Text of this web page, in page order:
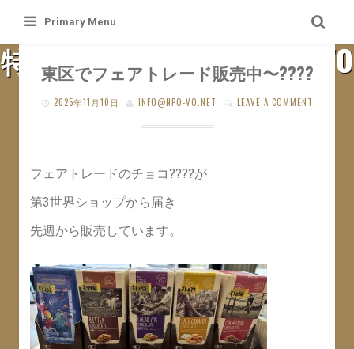
content
Primary Menu
特定非営利活動法人 札幌VO
東区でフェアトレード販売中〜????
2025年11月10日 INFO@NPO-VO.NET LEAVE A COMMENT
フェアトレードのチョコ????が
第3世界ショップから届き
先週から販売しています。